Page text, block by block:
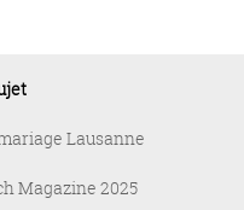
Lausanne
Magazine 2025